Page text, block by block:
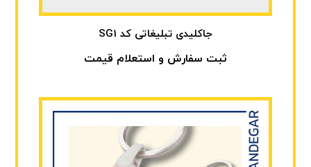
جاکلیدی تبلیغاتی کد SG1
ثبت سفارش و استعلام قیمت